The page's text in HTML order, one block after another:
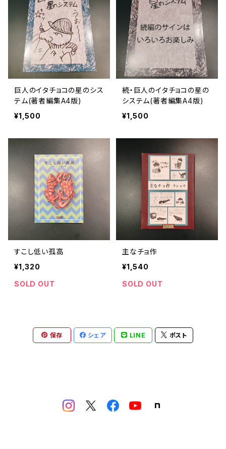
巨人のイタチョコの星のシス
テム(著者編集A4版)
¥1,500
続・巨人のイタチョコの星の
システム(著者編集A4版)
¥1,500
すこし低い孤高
¥1,320
SOLD OUT
主なチョ作
¥1,540
SOLD OUT
保存 シェア LINE ポスト